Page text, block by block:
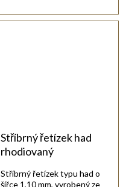
Stříbrný řetízek had
rhodiovaný
Stříbrný řetízek typu had o
šířce 1,10 mm, vyrobený ze